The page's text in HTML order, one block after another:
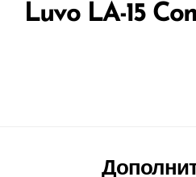
Luvo LA-15